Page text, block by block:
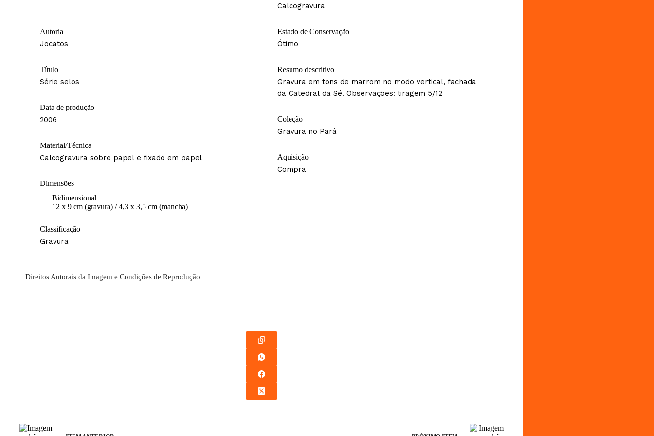
Autoria
Jocatos
Título
Série selos
Data de produção
2006
Material/Técnica
Calcogravura sobre papel e fixado em papel
Dimensões
Bidimensional
12 x 9 cm (gravura) / 4,3 x 3,5 cm (mancha)
Classificação
Gravura
Calcogravura
Estado de Conservação
Ótimo
Resumo descritivo
Gravura em tons de marrom no modo vertical, fachada
da Catedral da Sé. Observações: tiragem 5/12
Coleção
Gravura no Pará
Aquisição
Compra
Direitos Autorais da Imagem e Condições de Reprodução